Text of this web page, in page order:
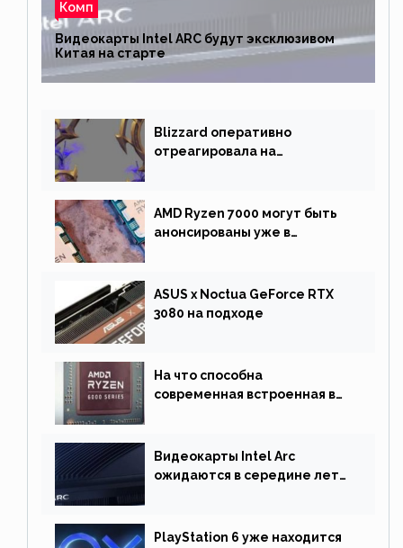
Комп
Видеокарты Intel ARC будут эксклюзивом
Китая на старте
Blizzard оперативно
отреагировала на
AMD Ryzen 7000 могут быть
анонсированы уже в
ASUS x Noctua GeForce RTX
3080 на подходе
На что способна
современная встроенная в
Видеокарты Intel Arc
ожидаются в середине лета.
PlayStation 6 уже находится